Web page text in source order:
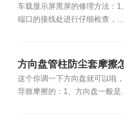
车载显示屏黑屏的修理方法：1
端口的接线处进行仔细检查，...
方向盘管柱防尘套摩擦
这个你调一下方向盘就可以啦
导致摩擦的：1、方向盘一般是